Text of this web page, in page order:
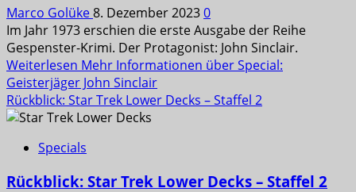
Marco Golüke8. Dezember 20230
Im Jahr 1973 erschien die erste Ausgabe der Reihe
Gespenster-Krimi. Der Protagonist: John Sinclair.
Weiterlesen Mehr Informationen über Special:
Geisterjäger John Sinclair
Rückblick: Star Trek Lower Decks – Staffel 2
Specials
Rückblick: Star Trek Lower Decks – Staffel 2